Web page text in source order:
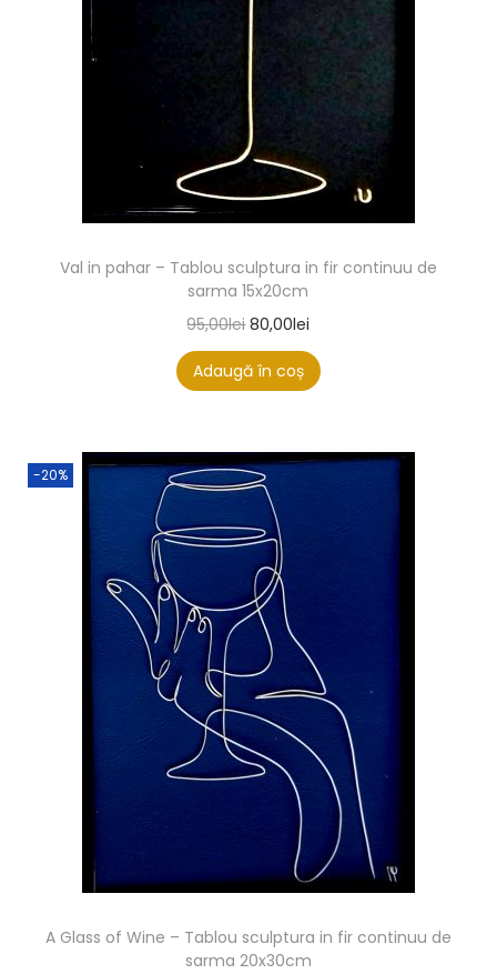
Val in pahar – Tablou sculptura in fir continuu de
sarma 15x20cm
95,00lei 80,00lei
Adaugă în coș
-20%
A Glass of Wine – Tablou sculptura in fir continuu de
sarma 20x30cm